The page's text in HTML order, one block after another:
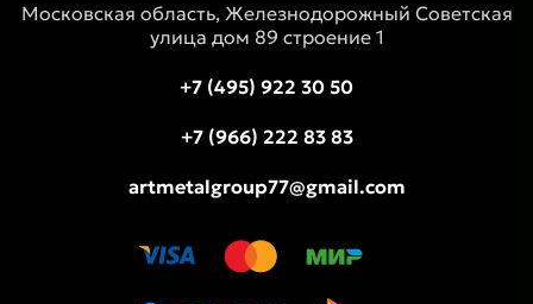
Московская область, Железнодорожный Советская
улица дом 89 строение 1
+7 (495) 922 30 50
+7 (966) 222 83 83
artmetalgroup77@gmail.com